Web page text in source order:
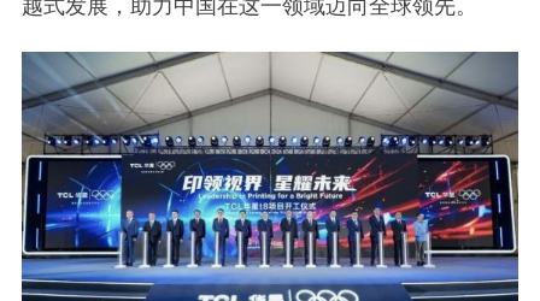
越式发展，助力中国在这一领域迈向全球领先。